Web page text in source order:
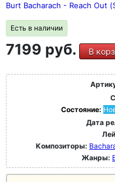
Burt Bacharach - Reach Out
Есть в наличии
7199 руб. В
Состояние:
Дата
Композиторы:
Жанры: